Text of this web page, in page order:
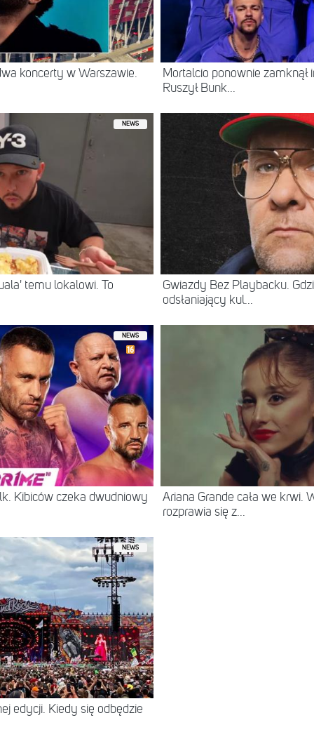
koncerty w Warszawie.
Mortalcio ponownie
Ruszył Bunk...
NEWS
temu lokalowi. To
Gwiazdy Bez Playbacku.
odsłaniający kul...
NEWS
Kibiców czeka dwudniowy
Ariana Grande cała we krwi.
rozprawia się z...
NEWS
edycji. Kiedy się odbędzie